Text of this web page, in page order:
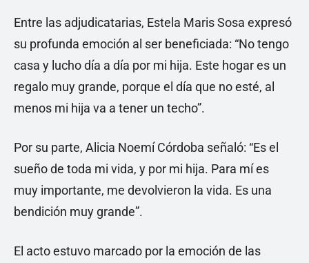
Entre las adjudicatarias, Estela Maris Sosa expresó
su profunda emoción al ser beneficiada: “No tengo
casa y lucho día a día por mi hija. Este hogar es un
regalo muy grande, porque el día que no esté, al
menos mi hija va a tener un techo”.
Por su parte, Alicia Noemí Córdoba señaló: “Es el
sueño de toda mi vida, y por mi hija. Para mí es
muy importante, me devolvieron la vida. Es una
bendición muy grande”.
El acto estuvo marcado por la emoción de las